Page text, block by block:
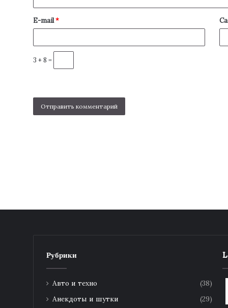
E-mail*
3 + 8 =
Рубрики
Авто и техно
(38)
Анекдоты и шутки
(29)